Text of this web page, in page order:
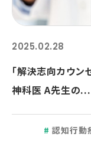
2025.02.28
「解決志向カウン
神科医 A先生の...
認知行動